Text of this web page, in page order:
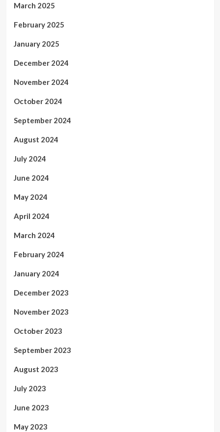
March 2025
February 2025
January 2025
December 2024
November 2024
October 2024
September 2024
August 2024
July 2024
June 2024
May 2024
April 2024
March 2024
February 2024
January 2024
December 2023
November 2023
October 2023
September 2023
August 2023
July 2023
June 2023
May 2023